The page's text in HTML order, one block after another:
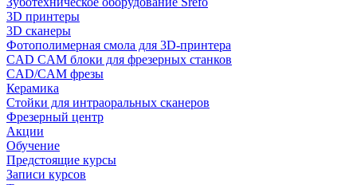
3D принтеры
3D сканеры
Фотополимерная смола для 3D-принтера
CAD CAM блоки для фрезерных станков
CAD/CAM фрезы
Керамика
Стойки для интраоральных сканеров
Фрезерный центр
Акции
Обучение
Предстоящие курсы
Записи курсов